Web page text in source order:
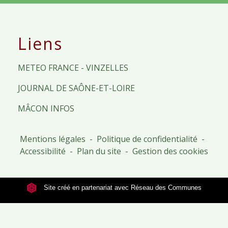
Liens
METEO FRANCE - VINZELLES
JOURNAL DE SAÔNE-ET-LOIRE
MÂCON INFOS
Mentions légales - Politique de confidentialité -
Accessibilité - Plan du site - Gestion des cookies
Site créé en partenariat avec Réseau des Communes